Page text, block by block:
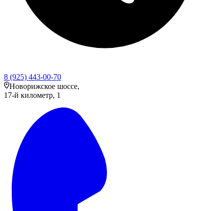
8 (925) 443-00-70
Новорижское шоссе,
17-й километр, 1